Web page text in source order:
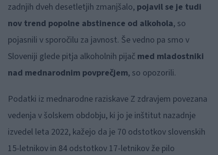
zadnjih dveh desetletjih zmanjšalo, pojavil se je tudi
nov trend popolne abstinence od alkohola, so
pojasnili v sporočilu za javnost. Še vedno pa smo v
Sloveniji glede pitja alkoholnih pijač med mladostniki
nad mednarodnim povprečjem, so opozorili.
Podatki iz mednarodne raziskave Z zdravjem povezana
vedenja v šolskem obdobju, ki jo je inštitut nazadnje
izvedel leta 2022, kažejo da je 70 odstotkov slovenskih
15-letnikov in 84 odstotkov 17-letnikov že pilo